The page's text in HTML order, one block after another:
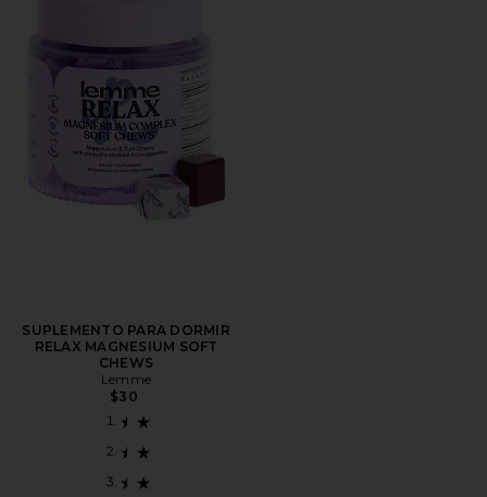
SUPLEMENTO PARA DORMIR
RELAX MAGNESIUM SOFT
CHEWS
Lemme
$30